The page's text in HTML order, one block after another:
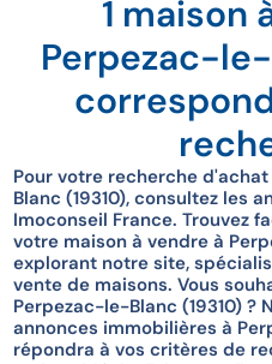
1 maison
Perpezac-
Pour votre recherche
Blanc (19310), consultez les
Imoconseil France. Trouvez
votre maison à vendre à
explorant notre site,
vente de maisons. Vous
Perpezac-le-Blanc (19310) ?
annonces immobilières à
répondra à vos critères de